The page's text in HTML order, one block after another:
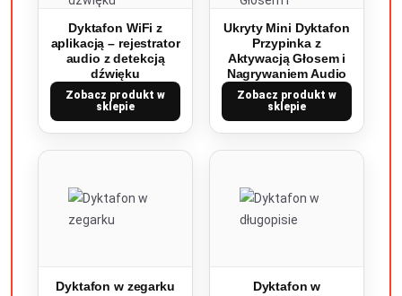
Dyktafon WiFi z
aplikacją – rejestrator
audio z detekcją
dźwięku
Zobacz produkt w
sklepie
Ukryty Mini Dyktafon
Przypinka z
Aktywacją Głosem i
Nagrywaniem Audio
Zobacz produkt w
sklepie
Dyktafon w zegarku
Dyktafon w